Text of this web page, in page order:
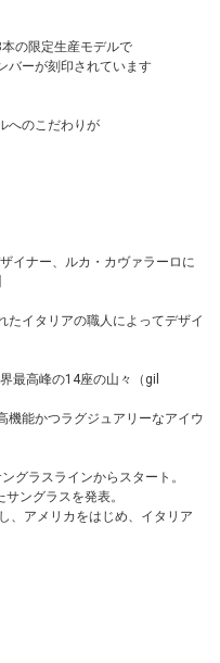
の限定生産モデルで
バーが刻印されています
へのこだわりが
イナー、ルカ・カヴァラーロに
たイタリアの職人によってデザイ
最高峰の14座の山々（gil
機能かつラグジュアリーなアイウ
グラスラインからスタート。
ングラスを発表。
、アメリカをはじめ、イタリア